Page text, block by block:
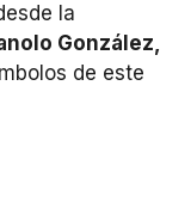
la
González,
de este